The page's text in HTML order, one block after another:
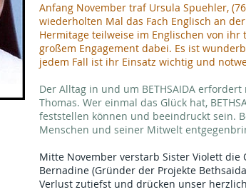
Anfang November traf Ursula Spuehler,
wiederholten Mal das Fach Englisch an
Hermitage teilweise im Englischen von
großem Engagement dabei. Es ist
jedem Fall ist ihr Einsatz wichtig und
Der Alltag in und um BETHSAIDA
Thomas. Wer einmal das Glück hat,
feststellen können und beeindruckt sein.
Menschen und seiner Mitwelt
Mitte November verstarb Sister Violett
Bernadine (Gründer der Projekte
Verlust zutiefst und drücken unser